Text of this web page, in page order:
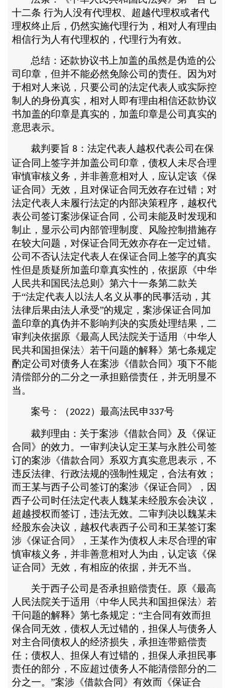
十二条 行为人没有代理权、超越代理权或者代
理权终止后，仍然实施代理行为，相对人有理由
相信行为人有代理权的，代理行为有效。
总结：还款协议书上加盖的虽然是伪造的公
司印章，但并不能必然免除公司的责任。因为对
于相对人来说，只要公司的法定代表人或实际控
制人的身份真实，相对人即有理由相信还款协议
书加盖的印章是真实的，加盖印章是公司真实的
意思表示。
裁判要旨 8 ：法定代表人越权代表公司在保
证合同上签字并加盖公司印章，债权人未尽合理
审慎审核义务，并非善意相对人，应认定该《保
证合同》无效，且对保证合同无效存在过错；对
法定代表人未履行法定的内部决策程序，越权代
表公司签订案涉保证合同，公司未能及时发现和
制止，显示公司内部管理制度、风险控制措施存
在较大问题，对保证合同无效亦存在一定过错。
公司不否认法定代表人在保证合同上签字的真实
性但是质疑所加盖印章真实性的，依据原《中华
人民共和国民法总则》第六十一条第二款关
于“法定代表人以法人名义从事的民事活动，其
法律后果由法人承受”的规定，案涉保证合同加
盖印章的真伪并不影响判决的实质处理结果，二
审判决依据原《最高人民法院关于适用〈中华人
民共和国担保法〉若干问题的解释》第七条规定
酌定公司对债务人在案涉《借款合同》项下不能
清偿部分的二分之一承担赔偿责任，并无明显不
当。
案号：（2022 ）最高法民申 337号
裁判理由：关于案涉《借款合同》及《保证
合同》的效力。一审判决认定王某与永胜公司签
订的案涉《借款合同》系双方真实意思表示，不
违反法律、行政法规的强制性规定，合法有效；
而王某与西子公司签订的案涉《保证合同》，因
西子公司时任法定代表人魏某未经股东会决议，
超越授权而签订，违法无效。二审判决以魏某未
经股东会决议，越权代表西子公司和王某签订案
涉《保证合同》，王某作为债权人未尽合理的审
慎审核义务，并非善意相对人为由，认定该《保
证合同》无效，有相应的依据，并无不当。
关于西子公司是否承担赔偿责任。原《最高
人民法院关于适用〈中华人民共和国担保法〉若
干问题的解释》第七条规定： “主合同有效而担
保合同无效，债权人无过错的，担保人与债务人
对主合同债权人的经济损失，承担连带赔偿责
任；债权人、担保人有过错的，担保人承担民事
责任的部分，不应超过债务人不能清偿部分的二
分之一。”案涉《借款合同》有效而《保证合